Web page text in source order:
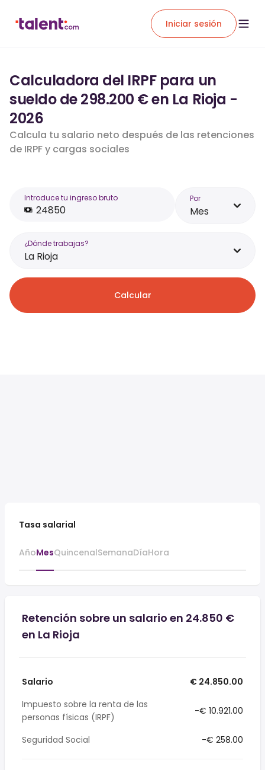
Iniciar sesión
Calculadora del IRPF para un
sueldo de 298.200 € en La Rioja -
2026
Calcula tu salario neto después de las retenciones
de IRPF y cargas sociales
Introduce tu ingreso bruto Por
Mes
¿Dónde trabajas?
La Rioja
Calcular
Tasa salarial
AñoMesQuincenalSemanaDíaHora
Retención sobre un salario en 24.850 €
en La Rioja
Salario
€ 24.850.00
Impuesto sobre la renta de las
personas físicas (IRPF)
-€ 10.921.00
Seguridad Social -€ 258.00